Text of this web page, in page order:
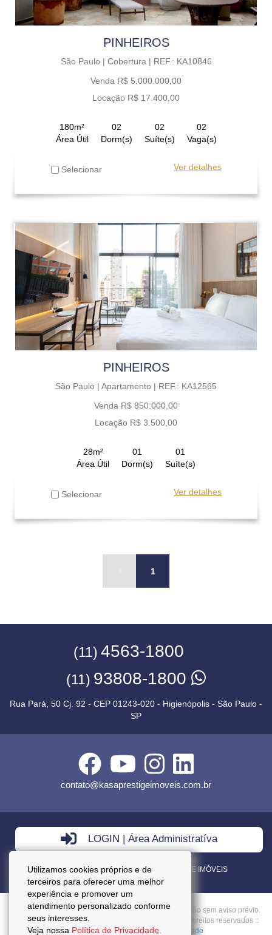
Utilizamos cookies próprios e de
terceiros para oferecer uma melhor
experiência e promover um
atendimento personalizado conforme
seus interesses.
Veja nossa Política de Privacidade.
PINHEIROS
São Paulo | Cobertura | REF.: KA10846
Venda R$ 5.000.000,00
Locação R$ 17.400,00
180m²
Área Útil
02
Dorm(s)
02
Suíte(s)
02
Vaga(s)
Selecionar Ver detalhes
PINHEIROS
São Paulo | Apartamento | REF.: KA12565
Venda R$ 850.000,00
Locação R$ 3.500,00
28m²
Área Útil
01
Dorm(s)
01
Suíte(s)
Selecionar Ver detalhes
1
(11) 4563-1800
(11) 93808-1800
Rua Pará, 50 Cj. 92 - CEP 01243-020 - Higienópolis - São Paulo -
SP
contato@kasaprestigeimoveis.com.br
LOGIN | Área Administratíva
VENDA - LOCAÇÃO - ADMINISTRAÇÃO DE IMÓVEIS
Preços mencionados neste site estão sujeitos a alteração sem aviso prévio.
Copyright © 2026 - Kasa Prestige Imoveis :: Todos os direitos reservados ::
CRECI: J27037 ::Política da Privacidade